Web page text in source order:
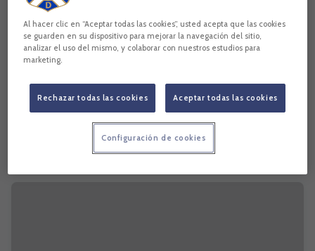
Al hacer clic en “Aceptar todas las cookies”, usted acepta que las cookies
se guarden en su dispositivo para mejorar la navegación del sitio,
analizar el uso del mismo, y colaborar con nuestros estudios para
marketing.
Rechazar todas las cookies Aceptar todas las cookies
Configuración de cookies